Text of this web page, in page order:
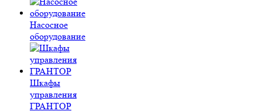
Насосное
оборудование
Шкафы
управления
ГРАНТОР